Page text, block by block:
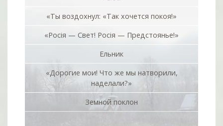
«Ты воздохнул: «Так хочется покоя!»
«Росiя — Свет! Росiя — Предстоянье!»
Ельник
«Дорогие мои! Что же мы натворили,
наделали?»
Земной поклон